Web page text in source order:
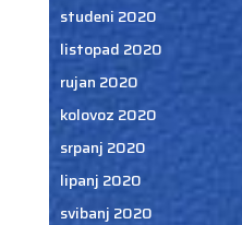
studeni 2020
listopad 2020
rujan 2020
kolovoz 2020
srpanj 2020
lipanj 2020
svibanj 2020